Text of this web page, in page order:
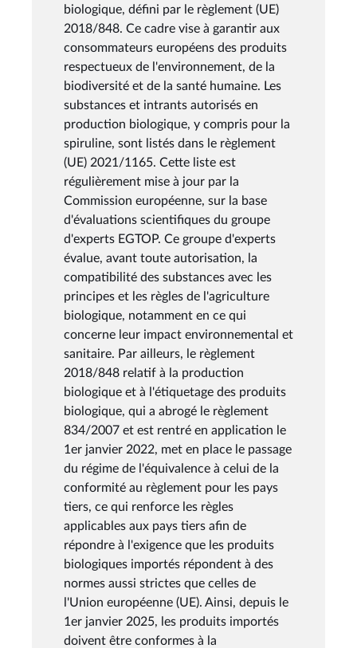
biologique, défini par le règlement (UE)
2018/848. Ce cadre vise à garantir aux
consommateurs européens des produits
respectueux de l'environnement, de la
biodiversité et de la santé humaine. Les
substances et intrants autorisés en
production biologique, y compris pour la
spiruline, sont listés dans le règlement
(UE) 2021/1165. Cette liste est
régulièrement mise à jour par la
Commission européenne, sur la base
d'évaluations scientifiques du groupe
d'experts EGTOP. Ce groupe d'experts
évalue, avant toute autorisation, la
compatibilité des substances avec les
principes et les règles de l'agriculture
biologique, notamment en ce qui
concerne leur impact environnemental et
sanitaire. Par ailleurs, le règlement
2018/848 relatif à la production
biologique et à l'étiquetage des produits
biologique, qui a abrogé le règlement
834/2007 et est rentré en application le
1er janvier 2022, met en place le passage
du régime de l'équivalence à celui de la
conformité au règlement pour les pays
tiers, ce qui renforce les règles
applicables aux pays tiers afin de
répondre à l'exigence que les produits
biologiques importés répondent à des
normes aussi strictes que celles de
l'Union européenne (UE). Ainsi, depuis le
1er janvier 2025, les produits importés
doivent être conformes à la